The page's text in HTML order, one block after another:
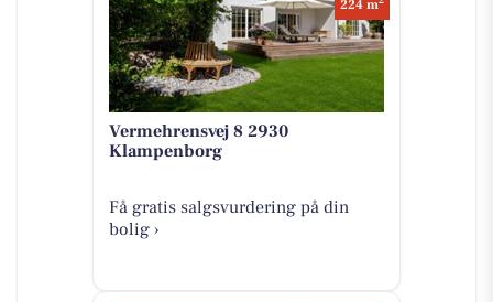
224 m
Vermehrensvej 8 2930
Klampenborg
Få gratis salgsvurdering på din
bolig ›